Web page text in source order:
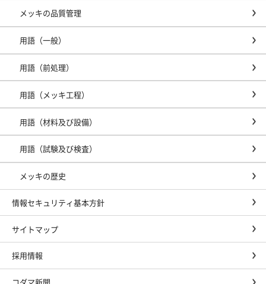
メッキの品質管理
用語（一般）
用語（前処理）
用語（メッキ工程）
用語（材料及び設備）
用語（試験及び検査）
メッキの歴史
情報セキュリティ基本方針
サイトマップ
採用情報